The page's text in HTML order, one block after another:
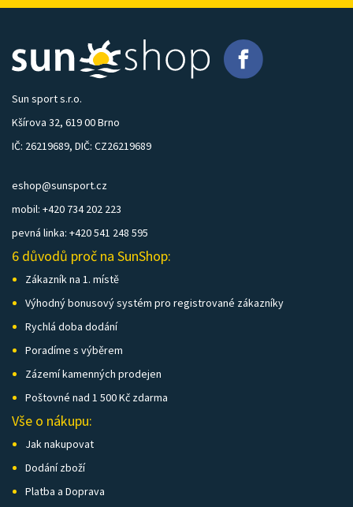
Sun sport s.r.o.
Kšírova 32, 619 00 Brno
IČ: 26219689, DIČ: CZ26219689
eshop@sunsport.cz
mobil: +420 734 202 223
pevná linka: +420 541 248 595
6 důvodů proč na SunShop:
Zákazník na 1. místě
Výhodný bonusový systém pro registrované zákazníky
Rychlá doba dodání
Poradíme s výběrem
Zázemí kamenných prodejen
Poštovné nad 1 500 Kč zdarma
Vše o nákupu:
Jak nakupovat
Dodání zboží
Platba a Doprava